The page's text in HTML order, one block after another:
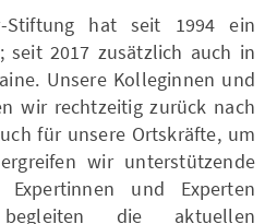
Stiftung hat seit 1994 ein
; seit 2017 zusätzlich auch in
Unsere Kolleginnen und
wir rechtzeitig zurück nach
für unsere Ortskräfte, um
wir unterstützende
Expertinnen und Experten
die aktuellen